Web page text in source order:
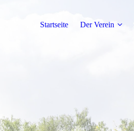
Startseite Der Verein